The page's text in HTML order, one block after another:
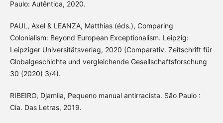
Paulo: Autêntica, 2020.
PAUL, Axel & LEANZA, Matthias (éds.), Comparing
Colonialism: Beyond European Exceptionalism. Leipzig:
Leipziger Universitätsverlag, 2020 (Comparativ. Zeitschrift für
Globalgeschichte und vergleichende Gesellschaftsforschung
30 (2020) 3/4).
RIBEIRO, Djamila, Pequeno manual antirracista. São Paulo :
Cia. Das Letras, 2019.